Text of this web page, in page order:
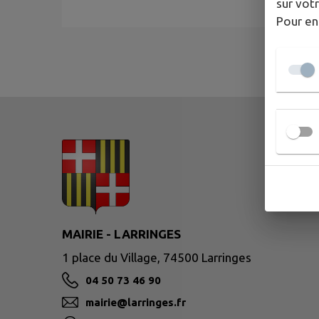
MAIRIE - LARRINGES
1 place du Village, 74500 Larringes
04 50 73 46 90
mairie@larringes.fr
sur
Pour